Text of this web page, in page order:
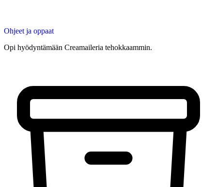
Ohjeet ja oppaat
Opi hyödyntämään Creamaileria tehokkaammin.